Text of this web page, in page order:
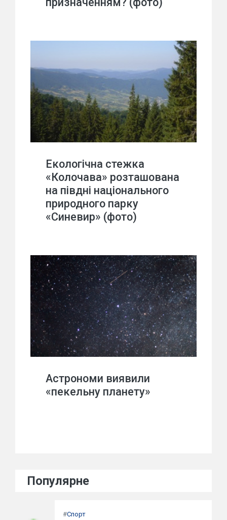
Екологічна стежка
«Колочава» розташована
на півдні національного
природного парку
«Синевир» (фото)
Астрономи виявили
«пекельну планету»
Популярне
#Спорт